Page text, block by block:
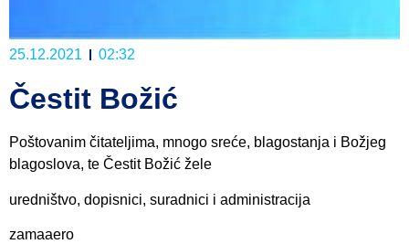
25.12.2021 02:32
Čestit Božić
Poštovanim čitateljima, mnogo sreće, blagostanja i Božjeg
blagoslova, te Čestit Božić žele
uredništvo, dopisnici, suradnici i administracija
zamaaero